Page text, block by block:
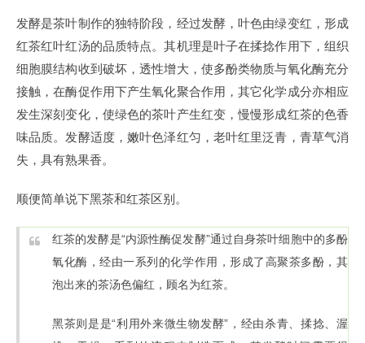
发酵是茶叶制作的独特阶段，经过发酵，叶色由绿变红，形成
红茶红叶红汤的品质特点。其机理是叶子在揉捻作用下，组织
细胞膜结构收到破坏，透性增大，使多酚类物质与氧化酶充分
接触，在酶促作用下产生氧化聚合作用，其它化学成分亦相应
发生深刻变化，使绿色的茶叶产生红变，慢慢形成红茶的色香
味品质。发酵适度，嫩叶色泽红匀，老叶红里泛青，青草气消
失，具有熟果香。
顺便简单说下黑茶和红茶区别。
红茶的发酵是“内源性酶促发酵”通过自身茶叶细胞中的多酚
氧化酶，经由一系列的化学作用，形成了高聚茶多酚，其
泡出来的茶汤色偏红，顾名为红茶。
黑茶则是是“利用外来微生物发酵”，经由杀青、揉捻、渥